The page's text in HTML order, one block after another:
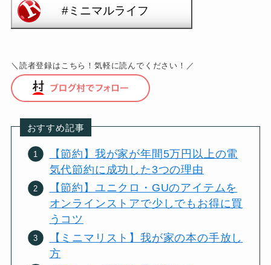
＼読者登録はこちら！気軽に読んでください！／
おすすめ記事
【節約】我が家が年間5万円以上の電
気代節約に成功した3つの理由
【節約】ユニクロ・GUのアイテムを
オンラインストアで少しでもお得に買
うコツ
【ミニマリスト】我が家の本の手放し
方